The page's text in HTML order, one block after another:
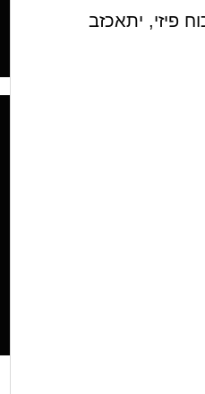
פיזי, יתאכזב